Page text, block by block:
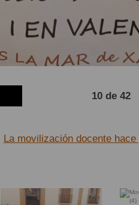
10 de 42
La movilización docente